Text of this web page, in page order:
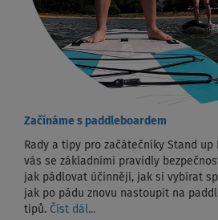
Začínáme s paddleboardem
Rady a tipy pro začátečníky Stand up
vás se základními pravidly
jak pádlovat účinněji, jak si vybírat
jak po pádu znovu nastoupit na
tipů. Číst dál...